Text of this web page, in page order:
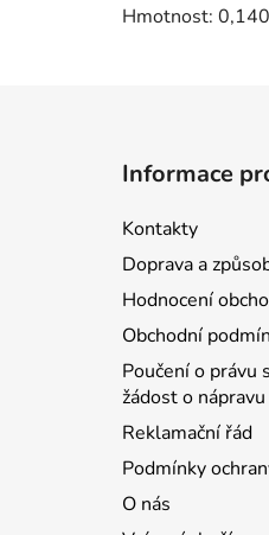
Hmotnost:
Informace
Kontakty
Doprava a
Hodnocení
Obchodní
Poučení o právu
žádost o nápravu
Reklamační řád
Podmínky
O nás